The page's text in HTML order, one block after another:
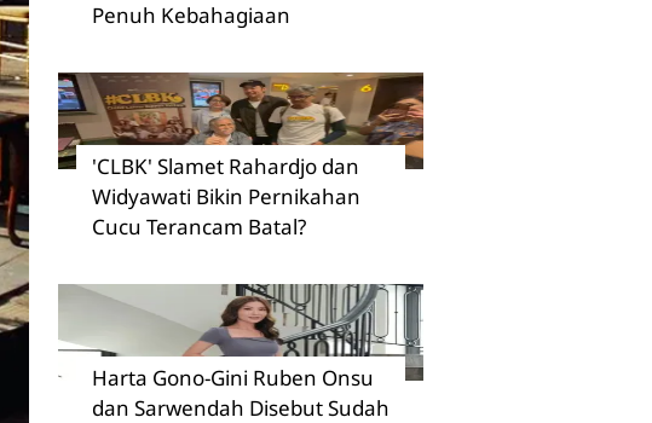
Penuh Kebahagiaan
'CLBK' Slamet Rahardjo dan
Widyawati Bikin Pernikahan
Cucu Terancam Batal?
Harta Gono-Gini Ruben Onsu
dan Sarwendah Disebut Sudah